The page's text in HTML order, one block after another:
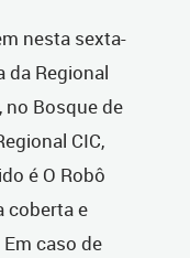
nesta sexta-
da Regional
no Bosque de
CIC,
é O Robô
coberta e
caso de